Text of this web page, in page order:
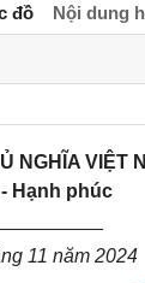
đồ Nội dung
NGHĨA VIỆT
Hạnh phúc
11 năm 2024